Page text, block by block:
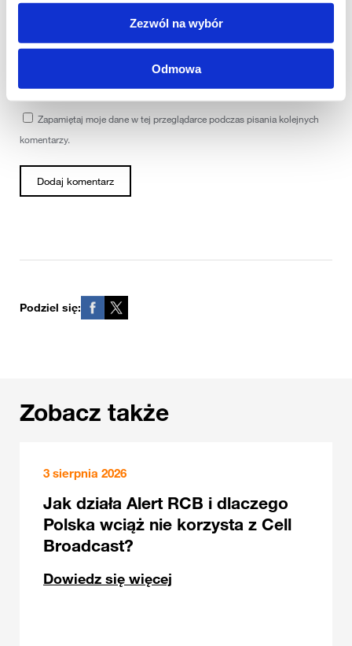
Zezwól na wybór
Odmowa
Zapamiętaj moje dane w tej przeglądarce podczas pisania kolejnych
komentarzy.
Podziel się:
Zobacz także
3 sierpnia 2026
Jak działa Alert RCB i dlaczego
Polska wciąż nie korzysta z Cell
Broadcast?
Dowiedz się więcej